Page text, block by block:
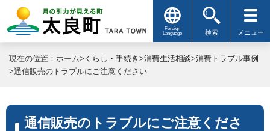
Foreign
Language
検索 メニュー
現在の位置： ホーム> くらし・手続き >消費生活相談>消費トラブル事例
>通信販売のトラブルにご注意ください
通信販売のトラブルにご注意くださ